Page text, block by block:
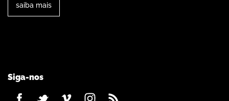
saiba mais
Siga-nos